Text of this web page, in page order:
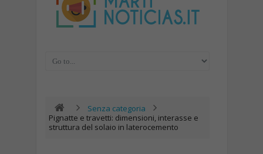
Senza categoria
Pignatte e travetti: dimensioni, interasse e
struttura del solaio in laterocemento